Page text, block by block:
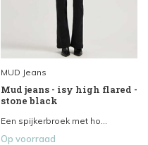
MUD Jeans
Mud jeans - isy high flared -
stone black
Een spijkerbroek met ho...
Op voorraad